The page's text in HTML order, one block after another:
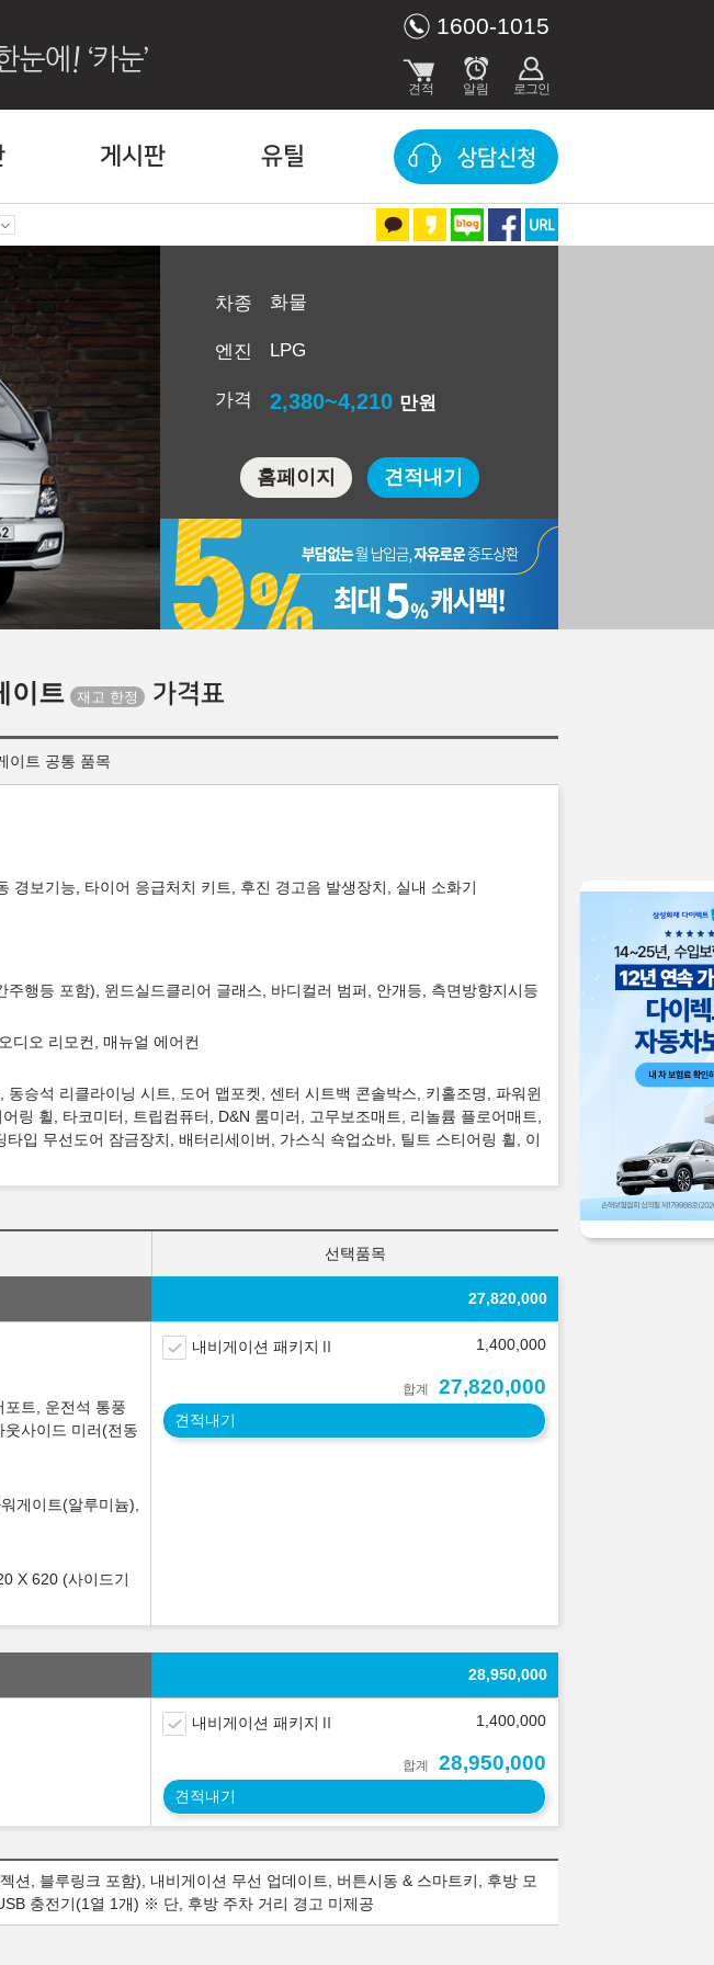
1600-1015
게시판 유틸 상담신청
차종 화물
엔진 LPG
가격 2,380~4,210 만원
홈페이지 견적내기
이트 가격표
이트 공통 품목
보기능, 타이어 응급처치 키트, 후진 경고음 발생장치, 실내 소화기
행등 포함), 윈드실드클리어 글래스, 바디컬러 범퍼, 안개등, 측면방향지시등
디오 리모컨, 매뉴얼 에어컨
승석 리클라이닝 시트, 도어 맵포켓, 센터 시트백 콘솔박스, 키홀조명, 파워윈
링 휠, 타코미터, 트립컴퓨터, D&N 룸미러, 고무보조매트, 리놀륨 플로어매트,
입 무선도어 잠금장치, 배터리세이버, 가스식 쇽업쇼바, 틸트 스티어링 휠, 이
선택품목
27,820,000
트, 운전석 통풍
사이드 미러(전동
게이트(알루미늄),
X 620 (사이드기
내비게이션 패키지Ⅱ 1,400,000
합계 27,820,000
견적내기
28,950,000
내비게이션 패키지Ⅱ 1,400,000
합계 28,950,000
견적내기
션, 블루링크 포함), 내비게이션 무선 업데이트, 버튼시동 & 스마트키, 후방 모
충전기(1열 1개) ※ 단, 후방 주차 거리 경고 미제공